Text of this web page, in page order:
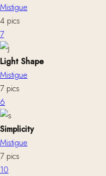
Mistigue
4 pics
7
Light Shape
Mistigue
7 pics
6
Simplicity
Mistigue
7 pics
10